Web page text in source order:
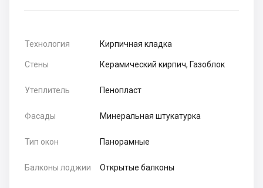
Технология Кирпичная кладка
Стены Керамический кирпич, Газоблок
Утеплитель Пенопласт
Фасады Минеральная штукатурка
Тип окон Панорамные
Балконы лоджии Открытые балконы